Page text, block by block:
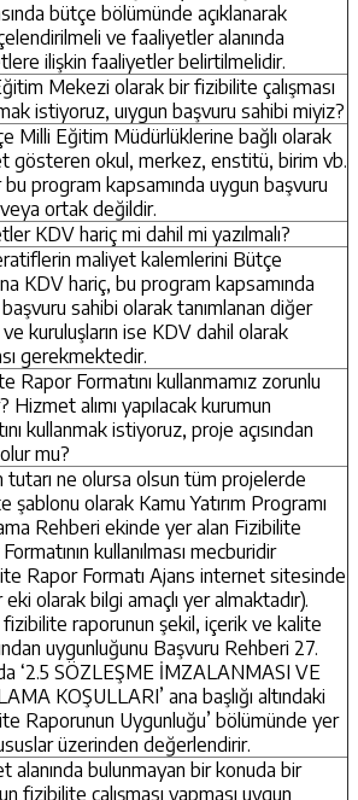
bütçe bölümünde açıklanarak
ve faaliyetler alanında
ilişkin faaliyetler belirtilmelidir.
Mekezi olarak bir fizibilite çalışması
istiyoruz, uıygun başvuru sahibi miyiz?
Milli Eğitim Müdürlüklerine bağlı olarak
gösteren okul, merkez, enstitü, birim vb.
bu program kapsamında uygun başvuru
ortak değildir.
KDV hariç mi dahil mi yazılmalı?
maliyet kalemlerini Bütçe
KDV hariç, bu program kapsamında
sahibi olarak tanımlanan diğer
kuruluşların ise KDV dahil olarak
gerekmektedir.
Rapor Formatını kullanmamız zorunlu
Hizmet alımı yapılacak kurumun
kullanmak istiyoruz, proje açısından
olur mu?
tutarı ne olursa olsun tüm projelerde
şablonu olarak Kamu Yatırım Programı
Rehberi ekinde yer alan Fizibilite
kullanılması mecburidir
Rapor Formatı Ajans internet sitesinde
olarak bilgi amaçlı yer almaktadır).
raporunun şekil, içerik ve kalite
uygunluğunu Başvuru Rehberi 27.
‘2.5 SÖZLEŞME İMZALANMASI VE
KOŞULLARI’ ana başlığı altındaki
Raporunun Uygunluğu’ bölümünde yer
üzerinden değerlendirir.
alanında bulunmayan bir konuda bir
fizibilite çalışması yapması uygun